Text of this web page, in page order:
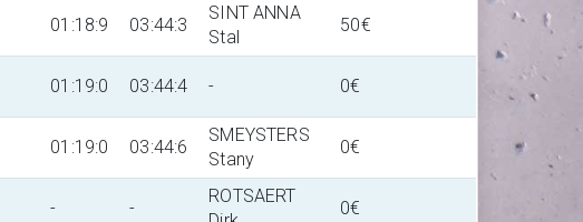
01:18:9 03:44:3
SINT ANNA
Stal
50€
01:19:0 03:44:4 - 0€
01:19:0 03:44:6
SMEYSTERS
Stany
0€
- -
ROTSAERT
0€